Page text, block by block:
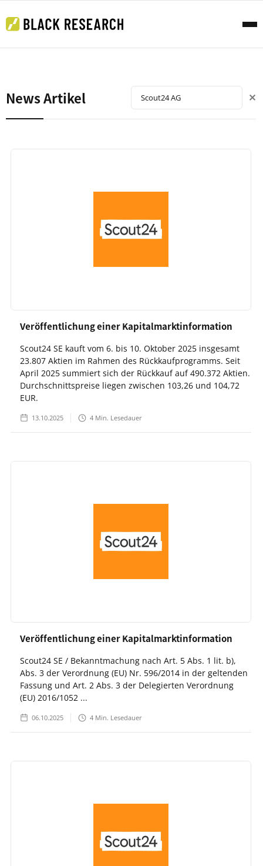
News Artikel ✕
Veröffentlichung einer Kapitalmarktinformation
Scout24 SE kauft vom 6. bis 10. Oktober 2025 insgesamt
23.807 Aktien im Rahmen des Rückkaufprogramms. Seit
April 2025 summiert sich der Rückkauf auf 490.372 Aktien.
Durchschnittspreise liegen zwischen 103,26 und 104,72
EUR.
13.10.2025 4 Min. Lesedauer
Veröffentlichung einer Kapitalmarktinformation
Scout24 SE / Bekanntmachung nach Art. 5 Abs. 1 lit. b),
Abs. 3 der Verordnung (EU) Nr. 596/2014 in der geltenden
Fassung und Art. 2 Abs. 3 der Delegierten Verordnung
(EU) 2016/1052 ...
06.10.2025 4 Min. Lesedauer